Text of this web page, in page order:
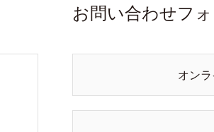
お問い合わせフ
オン